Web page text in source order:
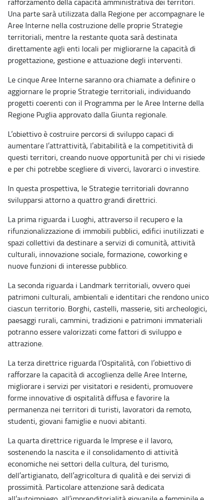
rafforzamento della capacità amministrativa dei territori.
Una parte sarà utilizzata dalla Regione per accompagnare le
Aree Interne nella costruzione delle proprie Strategie
territoriali, mentre la restante quota sarà destinata
direttamente agli enti locali per migliorarne la capacità di
progettazione, gestione e attuazione degli interventi.
Le cinque Aree Interne saranno ora chiamate a definire o
aggiornare le proprie Strategie territoriali, individuando
progetti coerenti con il Programma per le Aree Interne della
Regione Puglia approvato dalla Giunta regionale.
L’obiettivo è costruire percorsi di sviluppo capaci di
aumentare l’attrattività, l’abitabilità e la competitività di
questi territori, creando nuove opportunità per chi vi risiede
e per chi potrebbe scegliere di viverci, lavorarci o investire.
In questa prospettiva, le Strategie territoriali dovranno
svilupparsi attorno a quattro grandi direttrici.
La prima riguarda i Luoghi, attraverso il recupero e la
rifunzionalizzazione di immobili pubblici, edifici inutilizzati e
spazi collettivi da destinare a servizi di comunità, attività
culturali, innovazione sociale, formazione, coworking e
nuove funzioni di interesse pubblico.
La seconda riguarda i Landmark territoriali, ovvero quei
patrimoni culturali, ambientali e identitari che rendono unico
ciascun territorio. Borghi, castelli, masserie, siti archeologici,
paesaggi rurali, cammini, tradizioni e patrimoni immateriali
potranno essere valorizzati come fattori di sviluppo e
attrazione.
La terza direttrice riguarda l’Ospitalità, con l’obiettivo di
rafforzare la capacità di accoglienza delle Aree Interne,
migliorare i servizi per visitatori e residenti, promuovere
forme innovative di ospitalità diffusa e favorire la
permanenza nei territori di turisti, lavoratori da remoto,
studenti, giovani famiglie e nuovi abitanti.
La quarta direttrice riguarda le Imprese e il lavoro,
sostenendo la nascita e il consolidamento di attività
economiche nei settori della cultura, del turismo,
dell’artigianato, dell’agricoltura di qualità e dei servizi di
prossimità. Particolare attenzione sarà dedicata